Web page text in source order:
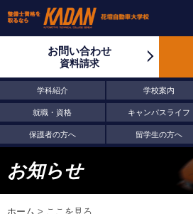
お問い合わせ
資料請求
学科紹介 学校案内
就職・資格 キャンパスライフ
保護者の方へ 留学生の方へ
お知らせ
ホーム > ここを見ろ